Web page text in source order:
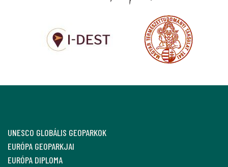
UNESCO GLOBÁLIS GEOPARKOK
EURÓPA GEOPARKJAI
EURÓPA DIPLOMA